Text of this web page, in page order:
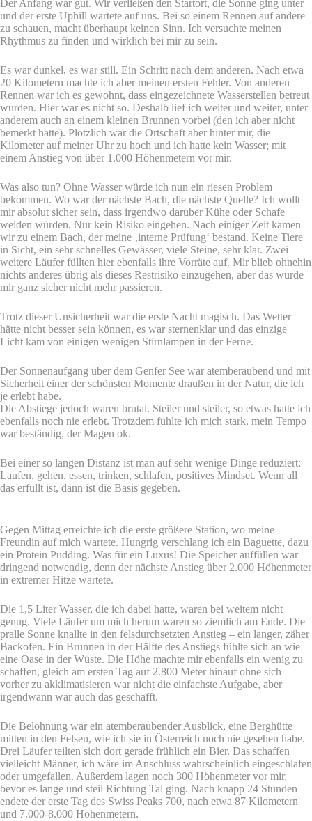
Der Anfang war gut. Wir verließen den Startort, die Sonne ging unter
und der erste Uphill wartete auf uns. Bei so einem Rennen auf andere
zu schauen, macht überhaupt keinen Sinn. Ich versuchte meinen
Rhythmus zu finden und wirklich bei mir zu sein.
Es war dunkel, es war still. Ein Schritt nach dem anderen. Nach etwa
20 Kilometern machte ich aber meinen ersten Fehler. Von anderen
Rennen war ich es gewohnt, dass eingezeichnete Wasserstellen betreut
wurden. Hier war es nicht so. Deshalb lief ich weiter und weiter, unter
anderem auch an einem kleinen Brunnen vorbei (den ich aber nicht
bemerkt hatte). Plötzlich war die Ortschaft aber hinter mir, die
Kilometer auf meiner Uhr zu hoch und ich hatte kein Wasser; mit
einem Anstieg von über 1.000 Höhenmetern vor mir.
Was also tun? Ohne Wasser würde ich nun ein riesen Problem
bekommen. Wo war der nächste Bach, die nächste Quelle? Ich wollt
mir absolut sicher sein, dass irgendwo darüber Kühe oder Schafe
weiden würden. Nur kein Risiko eingehen. Nach einiger Zeit kamen
wir zu einem Bach, der meine ‚interne Prüfung‘ bestand. Keine Tiere
in Sicht, ein sehr schnelles Gewässer, viele Steine, sehr klar. Zwei
weitere Läufer füllten hier ebenfalls ihre Vorräte auf. Mir blieb ohnehin
nichts anderes übrig als dieses Restrisiko einzugehen, aber das würde
mir ganz sicher nicht mehr passieren.
Trotz dieser Unsicherheit war die erste Nacht magisch. Das Wetter
hätte nicht besser sein können, es war sternenklar und das einzige
Licht kam von einigen wenigen Stirnlampen in der Ferne.
Der Sonnenaufgang über dem Genfer See war atemberaubend und mit
Sicherheit einer der schönsten Momente draußen in der Natur, die ich
je erlebt habe.
Die Abstiege jedoch waren brutal. Steiler und steiler, so etwas hatte ich
ebenfalls noch nie erlebt. Trotzdem fühlte ich mich stark, mein Tempo
war beständig, der Magen ok.
Bei einer so langen Distanz ist man auf sehr wenige Dinge reduziert:
Laufen, gehen, essen, trinken, schlafen, positives Mindset. Wenn all
das erfüllt ist, dann ist die Basis gegeben.
Gegen Mittag erreichte ich die erste größere Station, wo meine
Freundin auf mich wartete. Hungrig verschlang ich ein Baguette, dazu
ein Protein Pudding. Was für ein Luxus! Die Speicher auffüllen war
dringend notwendig, denn der nächste Anstieg über 2.000 Höhenmeter
in extremer Hitze wartete.
Die 1,5 Liter Wasser, die ich dabei hatte, waren bei weitem nicht
genug. Viele Läufer um mich herum waren so ziemlich am Ende. Die
pralle Sonne knallte in den felsdurchsetzten Anstieg – ein langer, zäher
Backofen. Ein Brunnen in der Hälfte des Anstiegs fühlte sich an wie
eine Oase in der Wüste. Die Höhe machte mir ebenfalls ein wenig zu
schaffen, gleich am ersten Tag auf 2.800 Meter hinauf ohne sich
vorher zu akklimatisieren war nicht die einfachste Aufgabe, aber
irgendwann war auch das geschafft.
Die Belohnung war ein atemberaubender Ausblick, eine Berghütte
mitten in den Felsen, wie ich sie in Österreich noch nie gesehen habe.
Drei Läufer teilten sich dort gerade frühlich ein Bier. Das schaffen
vielleicht Männer, ich wäre im Anschluss wahrscheinlich eingeschlafen
oder umgefallen. Außerdem lagen noch 300 Höhenmeter vor mir,
bevor es lange und steil Richtung Tal ging. Nach knapp 24 Stunden
endete der erste Tag des Swiss Peaks 700, nach etwa 87 Kilometern
und 7.000-8.000 Höhenmetern.